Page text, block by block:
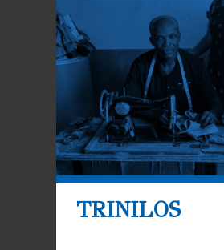
TRINILOS